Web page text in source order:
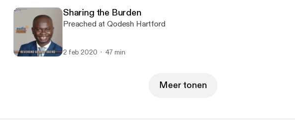
Sharing the Burden
Preached at Qodesh Hartford
2 feb 2020 47 min
Meer tonen